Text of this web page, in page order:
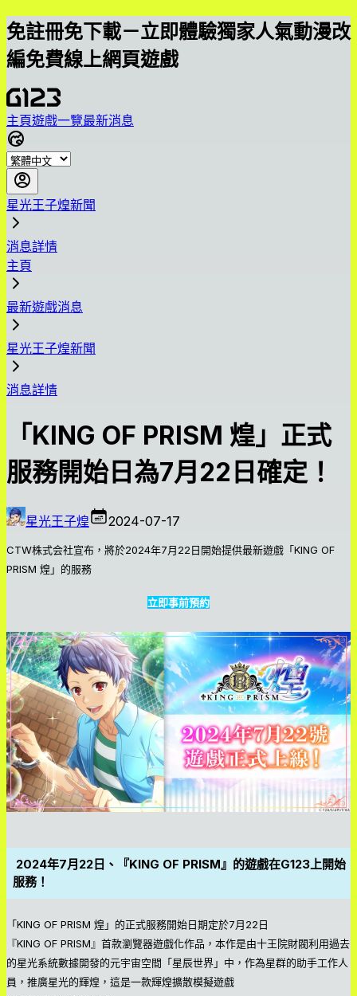
免註冊免下載－立即體驗獨家人氣動漫改
編免費線上網頁遊戲
主頁遊戲一覽最新消息
星光王子煌新聞
消息詳情
主頁
最新遊戲消息
星光王子煌新聞
消息詳情
「KING OF PRISM 煌」正式
服務開始日為7月22日確定！
星光王子煌 2024-07-17
CTW株式会社宣布，將於2024年7月22日開始提供最新遊戲「KING OF
PRISM 煌」的服務
立即事前預約
2024年7月22日、『KING OF PRISM』的遊戲在G123上開始
服務！
「KING OF PRISM 煌」的正式服務開始日期定於7月22日
『KING OF PRISM』首款瀏覽器遊戲化作品，本作是由十王院財閥利用過去
的星光系統數據開發的元宇宙空間「星辰世界」中，作為星群的助手工作人
員，推廣星光的輝煌，這是一款輝煌擴散模擬遊戲